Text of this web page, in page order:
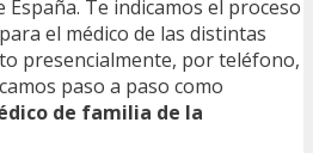
España. Te indicamos el proceso
el médico de las distintas
presencialmente, por teléfono,
paso a paso como
de familia de la